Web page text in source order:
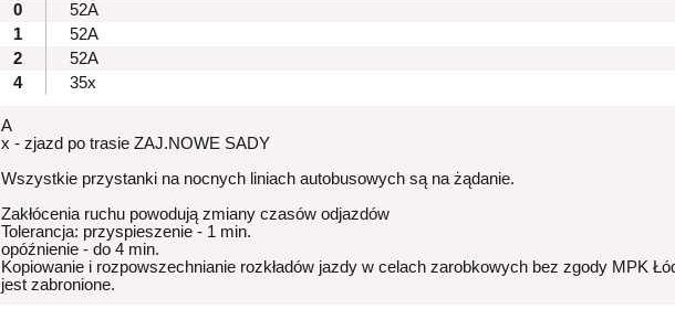
0
52A
1
52A
2
52A
4
35x
A
x - zjazd po trasie ZAJ.NOWE SADY
Wszystkie przystanki na nocnych liniach autobusowych są na żądanie.
Zakłócenia ruchu powodują zmiany czasów odjazdów
Tolerancja: przyspieszenie - 1 min.
opóźnienie - do 4 min.
Kopiowanie i rozpowszechnianie rozkładów jazdy w celach zarobkowych bez zgody MPK
jest zabronione.